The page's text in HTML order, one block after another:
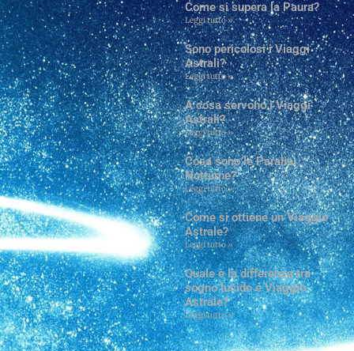
Come si supera la Paura?
Leggi tutto »
Sono pericolosi i Viaggi
Astrali?
Leggi tutto »
A cosa servono i Viaggi
Astrali?
Leggi tutto »
Cosa sono le Paralisi
Notturne?
Leggi tutto »
Come si ottiene un Viaggio
Astrale?
Leggi tutto »
Quale è la differenza tra
sogno lucido e Viaggio
Astrale?
Leggi tutto »